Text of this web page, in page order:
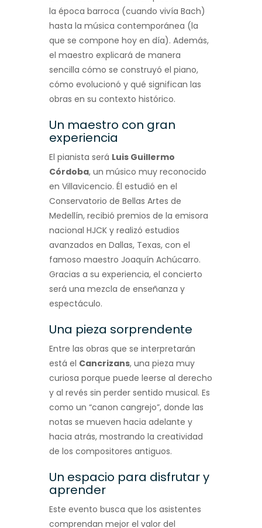
la época barroca (cuando vivía Bach)
hasta la música contemporánea (la
que se compone hoy en día). Además,
el maestro explicará de manera
sencilla cómo se construyó el piano,
cómo evolucionó y qué significan las
obras en su contexto histórico.
Un maestro con gran
experiencia
El pianista será Luis Guillermo
Córdoba, un músico muy reconocido
en Villavicencio. Él estudió en el
Conservatorio de Bellas Artes de
Medellín, recibió premios de la emisora
nacional HJCK y realizó estudios
avanzados en Dallas, Texas, con el
famoso maestro Joaquín Achúcarro.
Gracias a su experiencia, el concierto
será una mezcla de enseñanza y
espectáculo.
Una pieza sorprendente
Entre las obras que se interpretarán
está el Cancrizans, una pieza muy
curiosa porque puede leerse al derecho
y al revés sin perder sentido musical. Es
como un “canon cangrejo”, donde las
notas se mueven hacia adelante y
hacia atrás, mostrando la creatividad
de los compositores antiguos.
Un espacio para disfrutar y
aprender
Este evento busca que los asistentes
comprendan mejor el valor del